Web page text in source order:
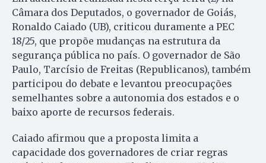
Câmara dos Deputados, o governador de Goiás,
Ronaldo Caiado (UB), criticou duramente a PEC
18/25, que propõe mudanças na estrutura da
segurança pública no país. O governador de São
Paulo, Tarcísio de Freitas (Republicanos), também
participou do debate e levantou preocupações
semelhantes sobre a autonomia dos estados e o
baixo aporte de recursos federais.
Caiado afirmou que a proposta limita a
capacidade dos governadores de criar regras